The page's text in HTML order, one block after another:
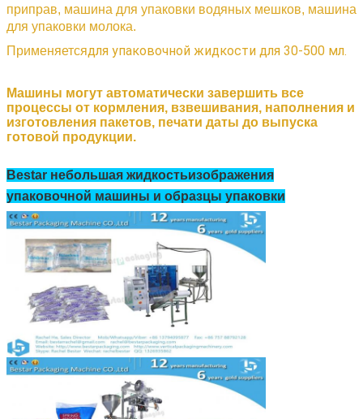
приправ, машина для упаковки водяных мешков, машина
для упаковки молока.
Применяетсядля упаковочной жидкости для 30-500 мл.
Машины могут автоматически завершить все
процессы от кормления, взвешивания, наполнения и
изготовления пакетов, печати даты до выпуска
готовой продукции.
Bestar небольшая жидкостьизображения
упаковочной машины и образцы упаковки